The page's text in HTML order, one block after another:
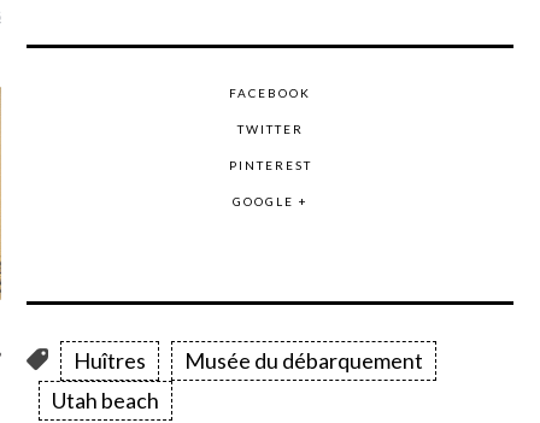
je ne parle presque que
FACEBOOK
TWITTER
PINTEREST
GOOGLE +
Huîtres
Musée du débarquement
Utah beach